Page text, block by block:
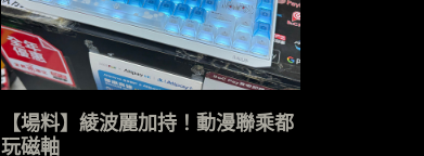
【場料】綾波麗加持！動漫聯乘都
玩磁軸